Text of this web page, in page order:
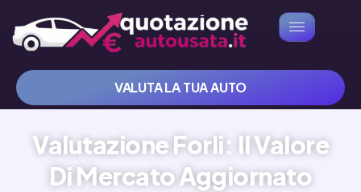
VALUTA LA TUA AUTO
Valutazione Forli: Il Valore
Di Mercato Aggiornato